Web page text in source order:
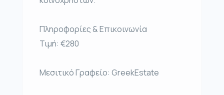
Πληροφορίες & Επικοινωνία
Τιμή: €280
Μεσιτικό Γραφείο: GreekEstate